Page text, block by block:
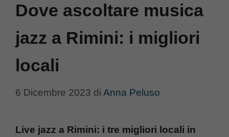
Dove ascoltare musica
jazz a Rimini: i migliori
locali
6 Dicembre 2023 di Anna Peluso
Live jazz a Rimini: i tre migliori locali in